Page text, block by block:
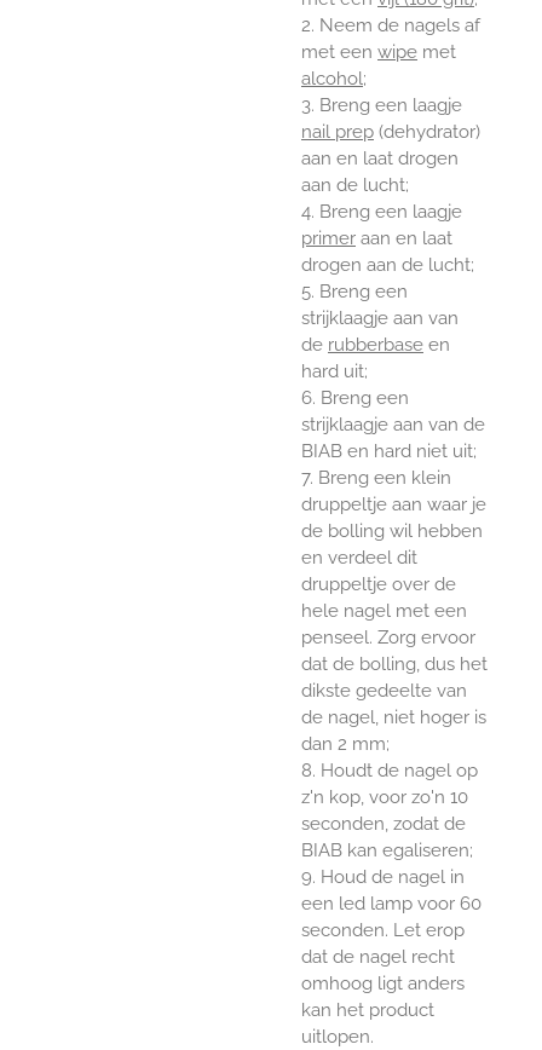
2. Neem de nagels af
met een wipe met
alcohol;
3. Breng een laagje
nail prep (dehydrator)
aan en laat drogen
aan de lucht;
4. Breng een laagje
primer aan en laat
drogen aan de lucht;
5. Breng een
strijklaagje aan van
de rubberbase en
hard uit;
6. Breng een
strijklaagje aan van de
BIAB en hard niet uit;
7. Breng een klein
druppeltje aan waar je
de bolling wil hebben
en verdeel dit
druppeltje over de
hele nagel met een
penseel. Zorg ervoor
dat de bolling, dus het
dikste gedeelte van
de nagel, niet hoger is
dan 2 mm;
8. Houdt de nagel op
z'n kop, voor zo'n 10
seconden, zodat de
BIAB kan egaliseren;
9. Houd de nagel in
een led lamp voor 60
seconden. Let erop
dat de nagel recht
omhoog ligt anders
kan het product
uitlopen.